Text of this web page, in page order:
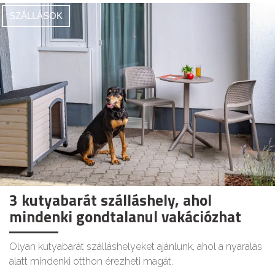
SZÁLLÁSOK
3 kutyabarát szálláshely, ahol
mindenki gondtalanul vakációzhat
Olyan kutyabarát szálláshelyeket ajánlunk, ahol a nyaralás
alatt mindenki otthon érezheti magát.